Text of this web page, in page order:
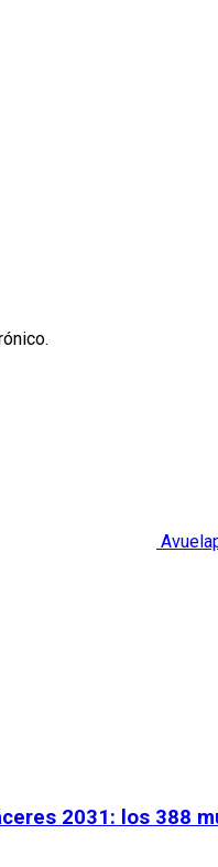
2031: los 388